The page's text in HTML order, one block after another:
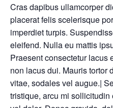
Cras dapibus ullamcorper
placerat felis scelerisque
imperdiet turpis.
eleifend. Nulla eu mattis
Praesent consectetur lacus
non lacus dui. Mauris tortor
vitae, sodales vel augue.|
tristique, arcu mi